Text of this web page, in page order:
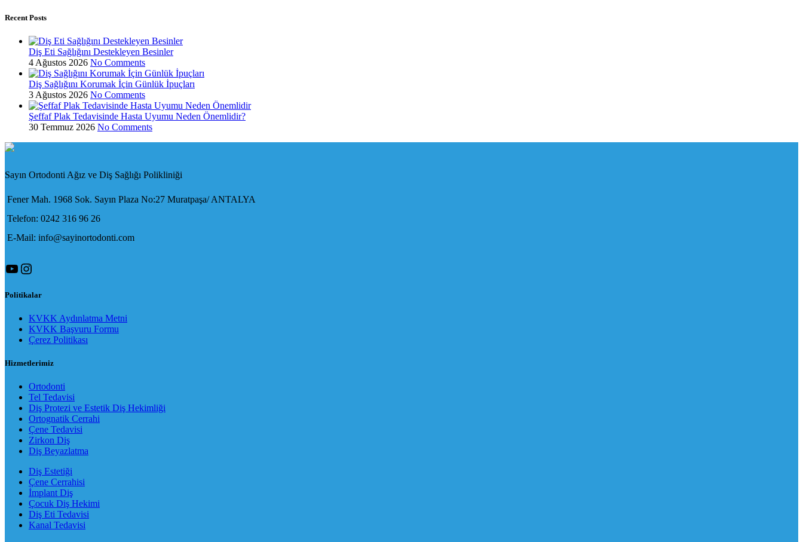
Recent Posts
Diş Eti Sağlığını Destekleyen Besinler
4 Ağustos 2026 No Comments
Diş Sağlığını Korumak İçin Günlük İpuçları
3 Ağustos 2026 No Comments
Şeffaf Plak Tedavisinde Hasta Uyumu Neden Önemlidir?
30 Temmuz 2026 No Comments
Sayın Ortodonti Ağız ve Diş Sağlığı Polikliniği
Fener Mah. 1968 Sok. Sayın Plaza No:27 Muratpaşa/ ANTALYA
Telefon: 0242 316 96 26
E-Mail: info@sayinortodonti.com
YouTube
Instagram
Politikalar
KVKK Aydınlatma Metni
KVKK Başvuru Formu
Çerez Politikası
Hizmetlerimiz
Ortodonti
Tel Tedavisi
Diş Protezi ve Estetik Diş Hekimliği
Ortognatik Cerrahi
Çene Tedavisi
Zirkon Diş
Diş Beyazlatma
Diş Estetiği
Çene Cerrahisi
İmplant Diş
Çocuk Diş Hekimi
Diş Eti Tedavisi
Kanal Tedavisi